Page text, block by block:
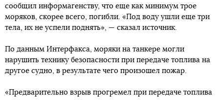
сообщил информагенству, что еще как минимум трое
моряков, скорее всего, погибли. «Под воду ушли еще три
тела, их не успели поднять», — сказал источник.
По данным Интерфакса, моряки на танкере могли
нарушить технику безопасности при передаче топлива на
другое судно, в результате чего произошел пожар.
«Предварительно взрыв прогремел при передаче топлива